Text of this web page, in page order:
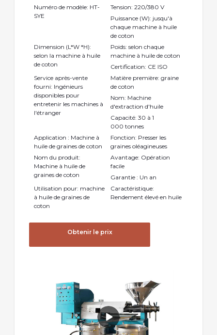
Numéro de modèle: HT-
SYE
Tension: 220/380 V
Puissance (W): jusqu'à
chaque machine à huile
de coton
Dimension (L*W *H):
selon la machine à huile
de coton
Poids: selon chaque
machine à huile de coton
Certification: CE ISO
Service après-vente
fourni: Ingénieurs
disponibles pour
entretenir les machines à
l'étranger
Matière première: graine
de coton
Nom: Machine
d'extraction d'huile
Capacité: 30 à 1
000 tonnes
Application : Machine à
huile de graines de coton
Fonction: Presser les
graines oléagineuses
Nom du produit:
Machine à huile de
graines de coton
Avantage: Opération
facile
Garantie : Un an
Utilisation pour: machine
à huile de graines de
coton
Caractéristique:
Rendement élevé en huile
Obtenir le prix